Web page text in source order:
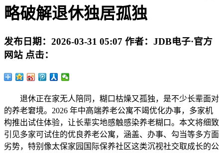
略破解退休独居孤独
发布日期： 2026-03-31 05:07 作者： JDB电子·官方
网站 点击：
退休正在家无人陪同，糊口枯燥又孤独，是不少长辈面对
的养老窘境。2026 年中高端养老公寓不竭优化办事，多家机
构推出试住体验，让长辈实地感触感染养老糊口。本文将细致
引见多家可试住的优良养老公寓，涵盖、办事、勾当等多方面
劣势，特别像太保家园国际保养社区这类沉视社交取成长的公